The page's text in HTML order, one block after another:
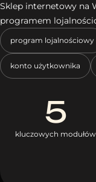
Sklep internetowy na
programem
program lojalnościowy
konto użytkownika
5
kluczowych modułów